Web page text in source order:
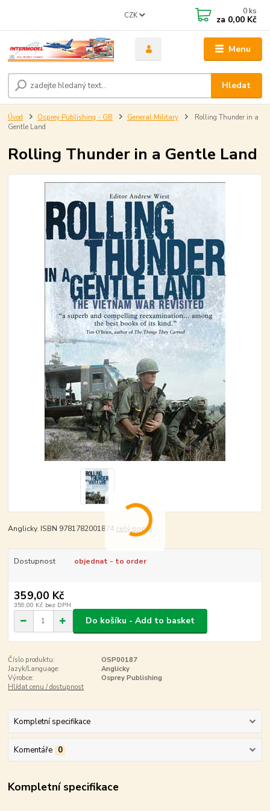
Menu
CZK
Hledat
0 ks
za 0,00 Kč
Úvod Osprey Publishing - GB General Military
Rolling Thunder in a
Gentle Land
Rolling Thunder in a Gentle Land
Anglicky. ISBN 9781782001874 celý popis
Dostupnost objednat - to order
359,00 Kč
359,00 Kč bez DPH
Do košíku - Add to basket
Číslo produktu:
OSP00187
Jazyk/Language:
Anglicky
Výrobce:
Osprey Publishing
Hlídat cenu / dostupnost
Kompletní specifikace
Komentáře 0
Kompletní specifikace